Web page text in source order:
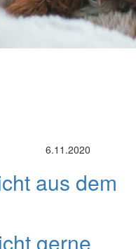
6.11.2020
aus dem
gerne